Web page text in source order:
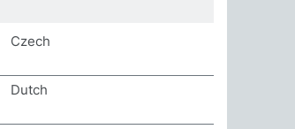
Czech
Dutch